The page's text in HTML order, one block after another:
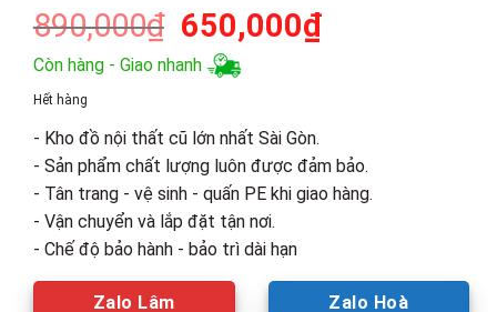
890,000₫ Giá
gốc
650,000₫Giá
650,000₫.
Còn hàng - Giao nhanh
Hết hàng
- Kho đồ nội thất cũ lớn nhất Sài Gòn.
- Sản phẩm chất lượng luôn được đảm bảo.
- Tân trang - vệ sinh - quấn PE khi giao hàng.
- Vận chuyển và lắp đặt tận nơi.
- Chế độ bảo hành - bảo trì dài hạn
Zalo Lâm Zalo Hoà